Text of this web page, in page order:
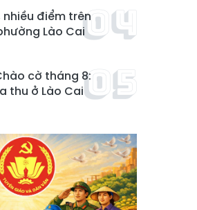
điểm trên
Lào Cai
cờ tháng 8:
thu ở Lào Cai